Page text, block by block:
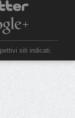
siti indicati.